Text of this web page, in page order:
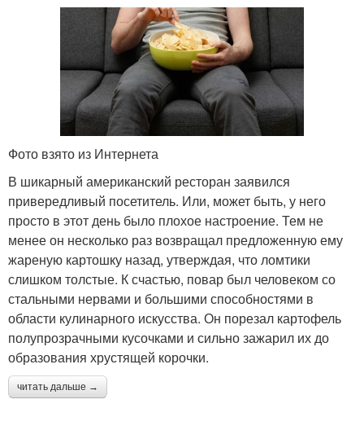
Фото взято из Интернета
В шикарный американский ресторан заявился
привередливый посетитель. Или, может быть, у него
просто в этот день было плохое настроение. Тем не
менее он несколько раз возвращал предложенную ему
жареную картошку назад, утверждая, что ломтики
слишком толстые. К счастью, повар был человеком со
стальными нервами и большими способностями в
области кулинарного искусства. Он порезал картофель
полупрозрачными кусочками и сильно зажарил их до
образования хрустящей корочки.
читать дальше →